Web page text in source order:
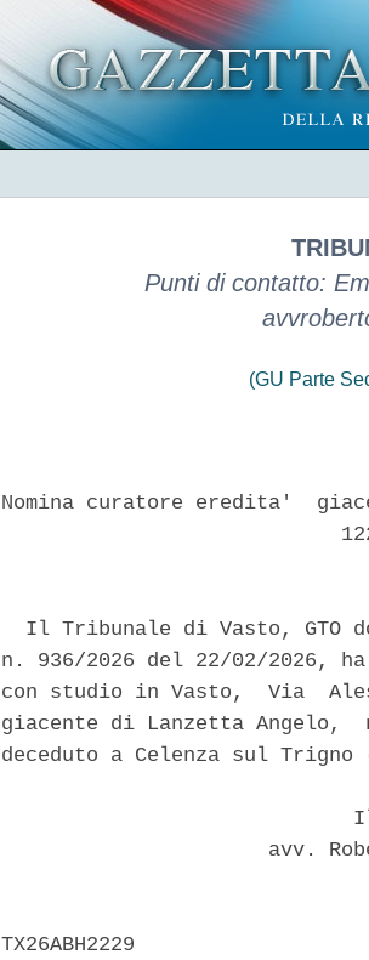
Punti di contatto:
(GU Parte
Nomina curatore eredita'
Il Tribunale di Vasto, GTO
n. 936/2026 del 22/02/2026,
con studio in Vasto,  Via
giacente di Lanzetta
deceduto a Celenza sul
avv.